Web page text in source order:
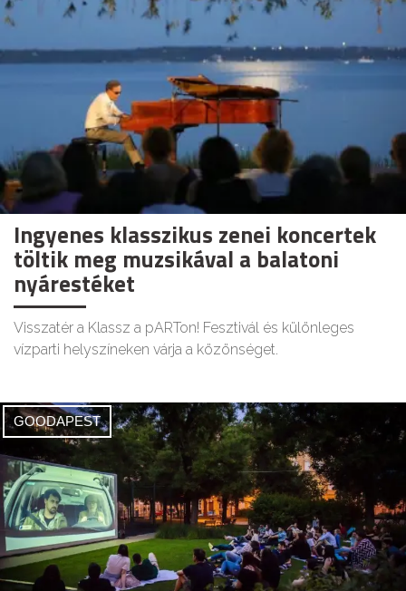
Ingyenes klasszikus zenei koncertek
töltik meg muzsikával a balatoni
nyárestéket
Visszatér a Klassz a pARTon! Fesztivál és különleges
vízparti helyszíneken várja a közönséget.
GOODAPEST